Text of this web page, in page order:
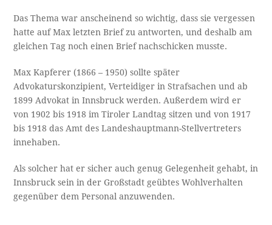
Das Thema war anscheinend so wichtig, dass sie vergessen
hatte auf Max letzten Brief zu antworten, und deshalb am
gleichen Tag noch einen Brief nachschicken musste.
Max Kapferer (1866 – 1950) sollte später
Advokaturskonzipient, Verteidiger in Strafsachen und ab
1899 Advokat in Innsbruck werden. Außerdem wird er
von 1902 bis 1918 im Tiroler Landtag sitzen und von 1917
bis 1918 das Amt des Landeshauptmann-Stellvertreters
innehaben.
Als solcher hat er sicher auch genug Gelegenheit gehabt, in
Innsbruck sein in der Großstadt geübtes Wohlverhalten
gegenüber dem Personal anzuwenden.